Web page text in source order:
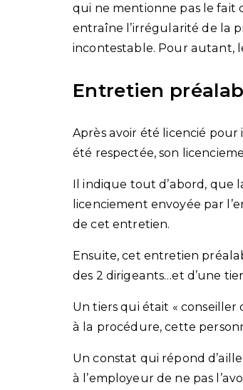
qui ne mentionne pas le fait
entraîne l’irrégularité de la
incontestable. Pour autant,
Entretien
Après avoir été licencié
été respectée, son
Il indique tout d’abord, que
licenciement envoyée par
de cet entretien.
Ensuite, cet entretien
des 2 dirigeants…et d’une
Un tiers qui était «
à la procédure, cette
Un constat qui répond
à l’employeur de ne pas